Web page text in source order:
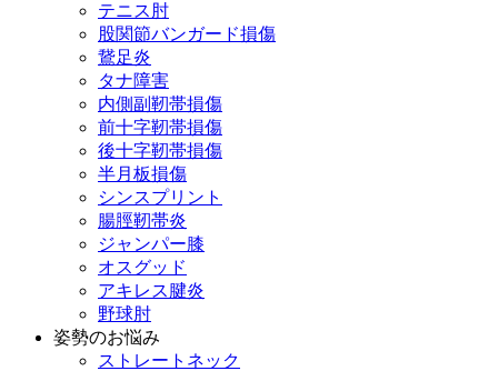
テニス肘
股関節バンガード損傷
鵞足炎
タナ障害
内側副靭帯損傷
前十字靭帯損傷
後十字靭帯損傷
半月板損傷
シンスプリント
腸脛靭帯炎
ジャンパー膝
オスグッド
アキレス腱炎
野球肘
姿勢のお悩み
ストレートネック